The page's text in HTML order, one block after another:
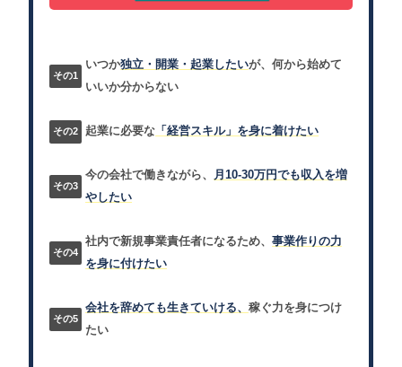
いつか独立・開業・起業したいが、何から始めて
いいか分からない
起業に必要な 「経営スキル」を身に着けたい
今の会社で働きながら、
月10-30万円でも収入を増
やしたい
社内で新規事業責任者になるため、事業作りの力
を身に付けたい
会社を辞めても生きていける、稼ぐ力を身につけ
たい